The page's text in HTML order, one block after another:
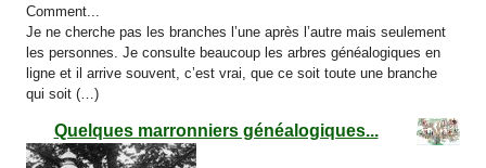
Comment...
Je ne cherche pas les branches l’une après l’autre mais seulement
les personnes. Je consulte beaucoup les arbres généalogiques en
ligne et il arrive souvent, c’est vrai, que ce soit toute une branche
qui soit (…)
Quelques marronniers généalogiques...